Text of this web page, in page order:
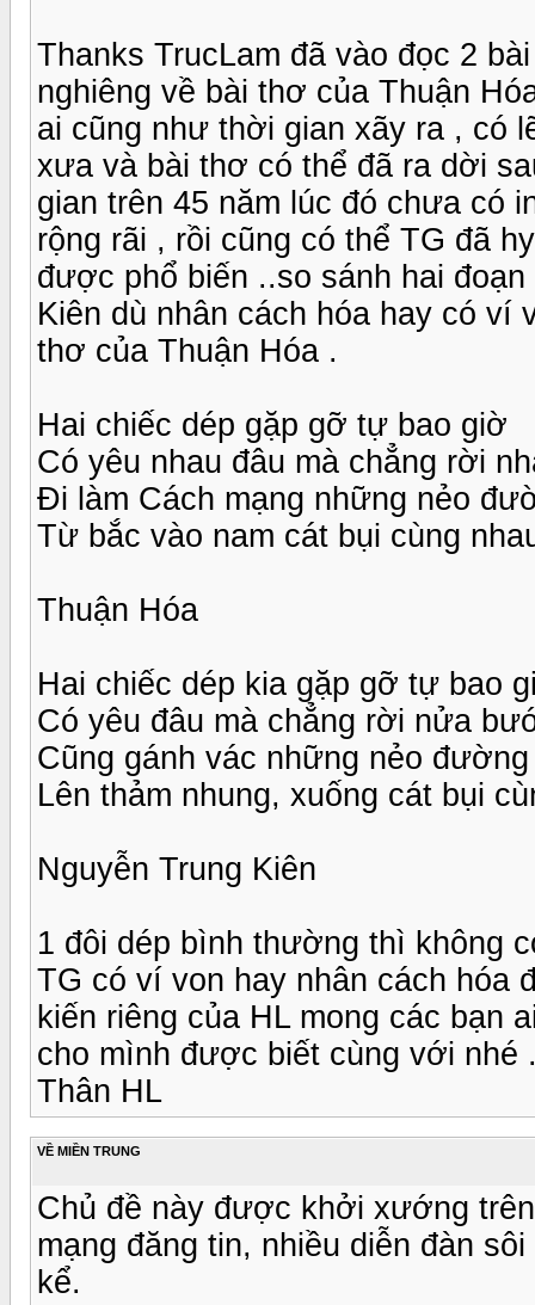
Thanks TrucLam đã vào đọc 2
nghiêng về bài thơ của Thuận
ai cũng như thời gian xãy ra , có
xưa và bài thơ có thể đã ra dời
gian trên 45 năm lúc đó chưa có
rộng rãi , rồi cũng có thể TG đã
được phổ biến ..so sánh hai
Kiên dù nhân cách hóa hay có ví
thơ của Thuận Hóa .
Hai chiếc dép gặp gỡ tự bao giờ
Có yêu nhau đâu mà chẳng rời
Đi làm Cách mạng những nẻo
Từ bắc vào nam cát bụi cùng
Thuận Hóa
Hai chiếc dép kia gặp gỡ tự bao
Có yêu đâu mà chẳng rời nửa
Cũng gánh vác những nẻo
Lên thảm nhung, xuống cát bụi
Nguyễn Trung Kiên
1 đôi dép bình thường thì không
TG có ví von hay nhân cách hóa
kiến riêng của HL mong các bạn
cho mình được biết cùng với nhé
Thân HL
VỀ MIỀN TRUNG
Chủ đề này được khởi xướng
mạng đăng tin, nhiều diễn đàn
kể.